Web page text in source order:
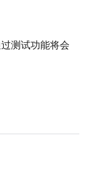
测试功能将会